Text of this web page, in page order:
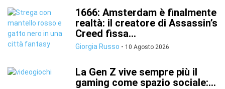
1666: Amsterdam è finalmente
realtà: il creatore di Assassin’s
Creed fissa...
Giorgia Russo - 10 Agosto 2026
La Gen Z vive sempre più il
gaming come spazio sociale:...